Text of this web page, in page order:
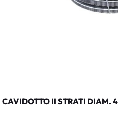
CAVIDOTTO II STRATI DIAM.